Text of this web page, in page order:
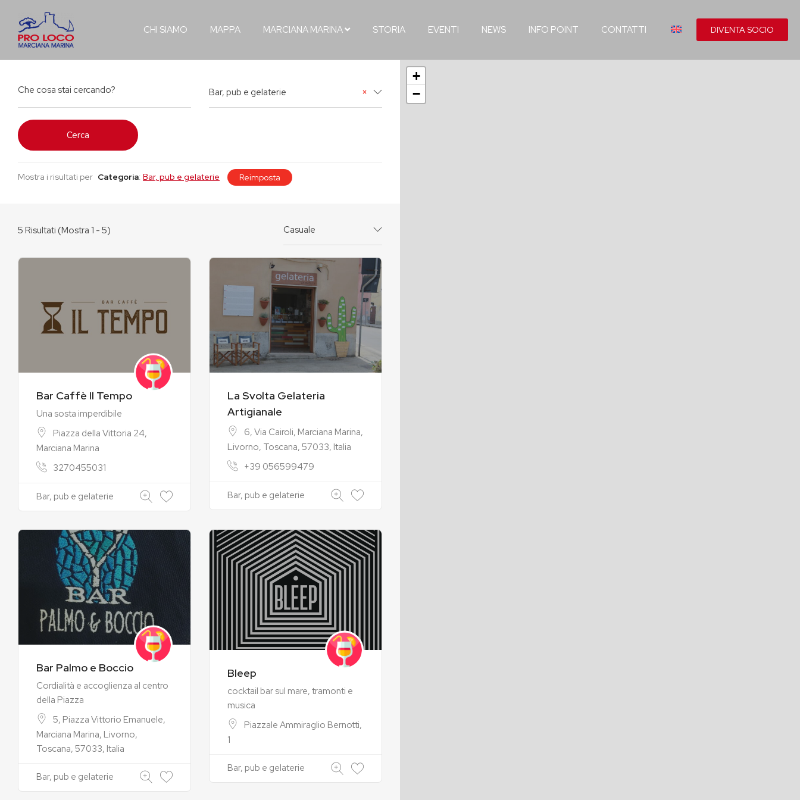
DIVENTA SOCIO
CHI SIAMO MAPPA MARCIANA MARINA STORIA EVENTI NEWS INFO POINT CONTATTI
×
Bar, pub e gelaterie
Cerca
Mostra i risultati per Categoria: Bar, pub e gelaterie Reimposta
5 Risultati (Mostra 1 - 5) Casuale
Bar Caffè Il Tempo
Una sosta imperdibile
Piazza della Vittoria 24,
Marciana Marina
3270455031
Bar, pub e gelaterie
La Svolta Gelateria
Artigianale
6, Via Cairoli, Marciana Marina,
Livorno, Toscana, 57033, Italia
+39 056599479
Bar, pub e gelaterie
Bar Palmo e Boccio
Cordialità e accoglienza al centro
della Piazza
5, Piazza Vittorio Emanuele,
Marciana Marina, Livorno,
Toscana, 57033, Italia
Bar, pub e gelaterie
Bleep
cocktail bar sul mare, tramonti e
musica
Piazzale Ammiraglio Bernotti,
1
Bar, pub e gelaterie
+
−